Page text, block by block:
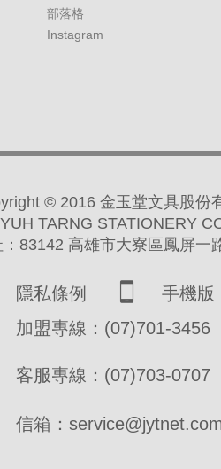
部落格
Instagram
© 2016 金玉堂文具股份
TARNG STATIONERY
83142 高雄市大寮區鳳屏一
隱私條例
手機版
加盟專線：(07)701-3456
客服專線：(07)703-0707
信箱：